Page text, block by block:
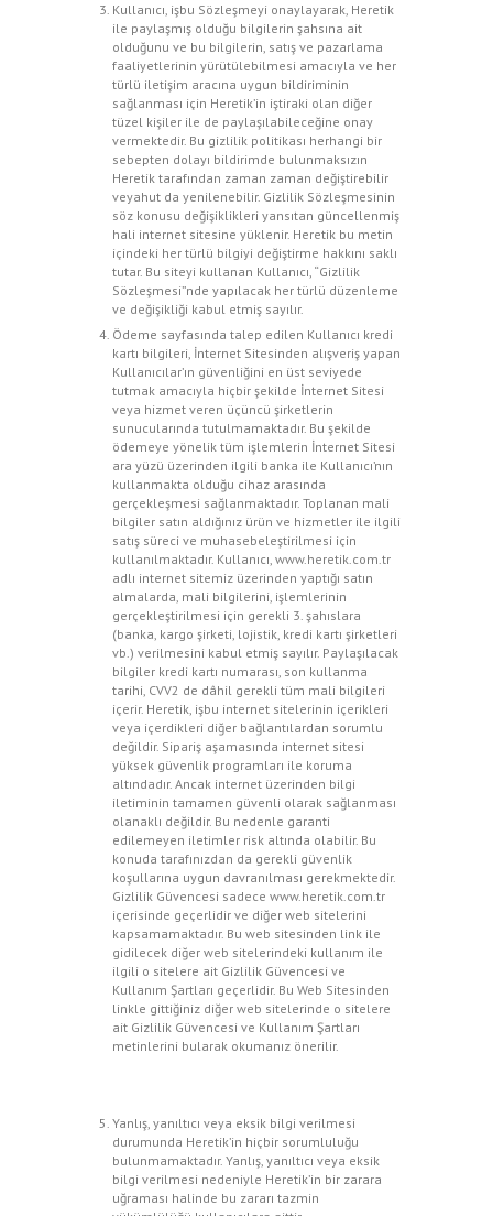
Kullanıcı, işbu Sözleşmeyi onaylayarak, Heretik
ile paylaşmış olduğu bilgilerin şahsına ait
olduğunu ve bu bilgilerin, satış ve pazarlama
faaliyetlerinin yürütülebilmesi amacıyla ve her
türlü iletişim aracına uygun bildiriminin
sağlanması için Heretik’in iştiraki olan diğer
tüzel kişiler ile de paylaşılabileceğine onay
vermektedir. Bu gizlilik politikası herhangi bir
sebepten dolayı bildirimde bulunmaksızın
Heretik tarafından zaman zaman değiştirebilir
veyahut da yenilenebilir. Gizlilik Sözleşmesinin
söz konusu değişiklikleri yansıtan güncellenmiş
hali internet sitesine yüklenir. Heretik bu metin
içindeki her türlü bilgiyi değiştirme hakkını saklı
tutar. Bu siteyi kullanan Kullanıcı, “Gizlilik
Sözleşmesi”nde yapılacak her türlü düzenleme
ve değişikliği kabul etmiş sayılır.
Ödeme sayfasında talep edilen Kullanıcı kredi
kartı bilgileri, İnternet Sitesinden alışveriş yapan
Kullanıcılar’ın güvenliğini en üst seviyede
tutmak amacıyla hiçbir şekilde İnternet Sitesi
veya hizmet veren üçüncü şirketlerin
sunucularında tutulmamaktadır. Bu şekilde
ödemeye yönelik tüm işlemlerin İnternet Sitesi
ara yüzü üzerinden ilgili banka ile Kullanıcı’nın
kullanmakta olduğu cihaz arasında
gerçekleşmesi sağlanmaktadır. Toplanan mali
bilgiler satın aldığınız ürün ve hizmetler ile ilgili
satış süreci ve muhasebeleştirilmesi için
kullanılmaktadır. Kullanıcı, www.heretik.com.tr
adlı internet sitemiz üzerinden yaptığı satın
almalarda, mali bilgilerini, işlemlerinin
gerçekleştirilmesi için gerekli 3. şahıslara
(banka, kargo şirketi, lojistik, kredi kartı şirketleri
vb.) verilmesini kabul etmiş sayılır. Paylaşılacak
bilgiler kredi kartı numarası, son kullanma
tarihi, CVV2 de dâhil gerekli tüm mali bilgileri
içerir. Heretik, işbu internet sitelerinin içerikleri
veya içerdikleri diğer bağlantılardan sorumlu
değildir. Sipariş aşamasında internet sitesi
yüksek güvenlik programları ile koruma
altındadır. Ancak internet üzerinden bilgi
iletiminin tamamen güvenli olarak sağlanması
olanaklı değildir. Bu nedenle garanti
edilemeyen iletimler risk altında olabilir. Bu
konuda tarafınızdan da gerekli güvenlik
koşullarına uygun davranılması gerekmektedir.
Gizlilik Güvencesi sadece www.heretik.com.tr
içerisinde geçerlidir ve diğer web sitelerini
kapsamamaktadır. Bu web sitesinden link ile
gidilecek diğer web sitelerindeki kullanım ile
ilgili o sitelere ait Gizlilik Güvencesi ve
Kullanım Şartları geçerlidir. Bu Web Sitesinden
linkle gittiğiniz diğer web sitelerinde o sitelere
ait Gizlilik Güvencesi ve Kullanım Şartları
metinlerini bularak okumanız önerilir.
Yanlış, yanıltıcı veya eksik bilgi verilmesi
durumunda Heretik’in hiçbir sorumluluğu
bulunmamaktadır. Yanlış, yanıltıcı veya eksik
bilgi verilmesi nedeniyle Heretik’in bir zarara
uğraması halinde bu zararı tazmin